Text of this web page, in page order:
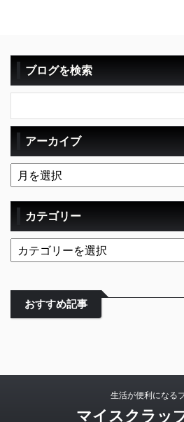
ブログを検索
アーカイブ
カテゴリー
おすすめ記事
生活が便利になる
マイスクラッ